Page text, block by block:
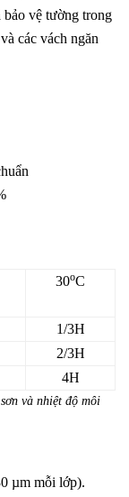
vệ tường trong
các vách ngăn
30oC
1/3H
2/3H
4H
và nhiệt độ môi
µm mỗi lớp).